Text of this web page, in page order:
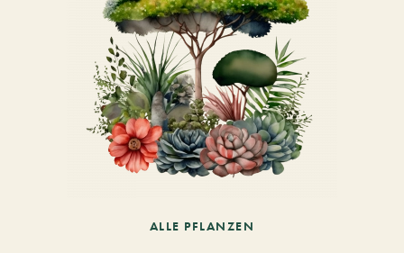
ALLE PFLANZEN